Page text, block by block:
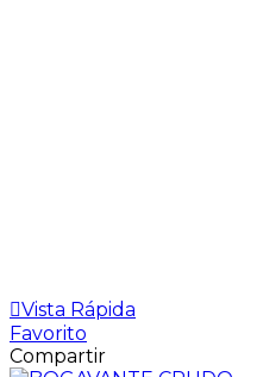
Vista Rápida
Favorito
Compartir